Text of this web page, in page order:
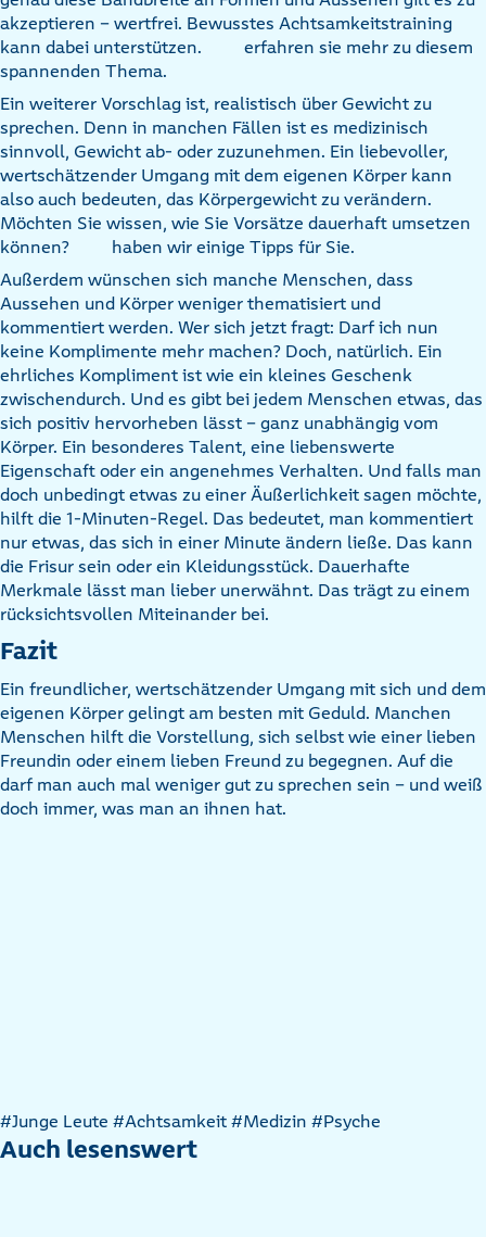
akzeptieren – wertfrei. Bewusstes Achtsamkeitstraining
kann dabei unterstützen.
erfahren sie mehr zu diesem
spannenden Thema.
Ein weiterer Vorschlag ist, realistisch über Gewicht zu
sprechen. Denn in manchen Fällen ist es medizinisch
sinnvoll, Gewicht ab- oder zuzunehmen. Ein liebevoller,
wertschätzender Umgang mit dem eigenen Körper kann
also auch bedeuten, das Körpergewicht zu verändern.
Möchten Sie wissen, wie Sie Vorsätze dauerhaft umsetzen
können?
haben wir einige Tipps für Sie.
Außerdem wünschen sich manche Menschen, dass
Aussehen und Körper weniger thematisiert und
kommentiert werden. Wer sich jetzt fragt: Darf ich nun
keine Komplimente mehr machen? Doch, natürlich. Ein
ehrliches Kompliment ist wie ein kleines Geschenk
zwischendurch. Und es gibt bei jedem Menschen etwas, das
sich positiv hervorheben lässt – ganz unabhängig vom
Körper. Ein besonderes Talent, eine liebenswerte
Eigenschaft oder ein angenehmes Verhalten. Und falls man
doch unbedingt etwas zu einer Äußerlichkeit sagen möchte,
hilft die 1-Minuten-Regel. Das bedeutet, man kommentiert
nur etwas, das sich in einer Minute ändern ließe. Das kann
die Frisur sein oder ein Kleidungsstück. Dauerhafte
Merkmale lässt man lieber unerwähnt. Das trägt zu einem
rücksichtsvollen Miteinander bei.
Fazit
Ein freundlicher, wertschätzender Umgang mit sich und dem
eigenen Körper gelingt am besten mit Geduld. Manchen
Menschen hilft die Vorstellung, sich selbst wie einer lieben
Freundin oder einem lieben Freund zu begegnen. Auf die
darf man auch mal weniger gut zu sprechen sein – und weiß
doch immer, was man an ihnen hat.
Artikel
nach
#Junge Leute #Achtsamkeit #Medizin #Psyche
Auch lesenswert